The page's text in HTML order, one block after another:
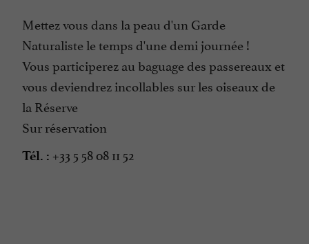
Mettez vous dans la peau d'un Garde
Naturaliste le temps d'une demi journée !
Vous participerez au baguage des passereaux et
vous deviendrez incollables sur les oiseaux de
la Réserve
Sur réservation
Tél. : +33 5 58 08 11 52